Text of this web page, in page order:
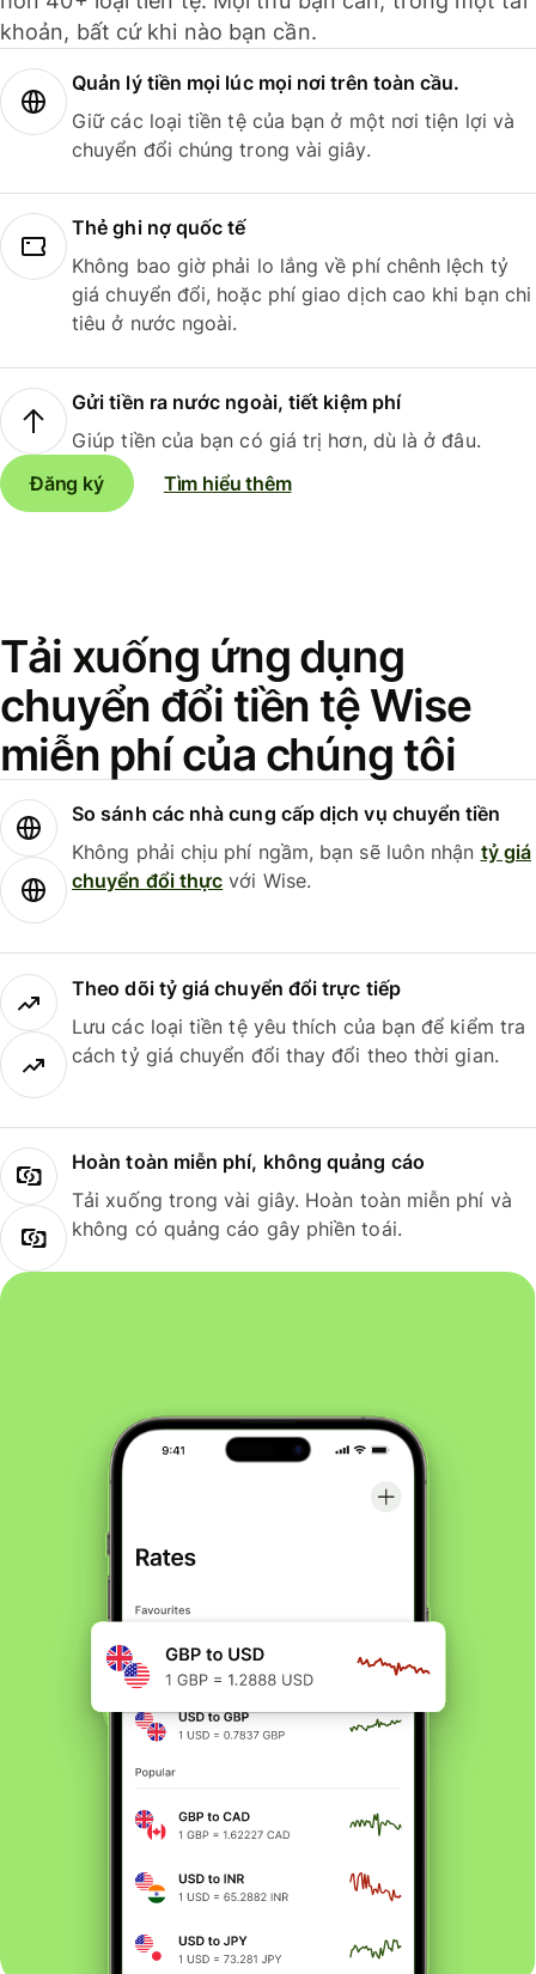
khoản, bất cứ khi nào bạn cần.
Quản lý tiền mọi lúc mọi nơi trên toàn cầu.
Giữ các loại tiền tệ của bạn ở một nơi tiện lợi và
chuyển đổi chúng trong vài giây.
Thẻ ghi nợ quốc tế
Không bao giờ phải lo lắng về phí chênh lệch tỷ
giá chuyển đổi, hoặc phí giao dịch cao khi bạn chi
tiêu ở nước ngoài.
Gửi tiền ra nước ngoài, tiết kiệm phí
Giúp tiền của bạn có giá trị hơn, dù là ở đâu.
Đăng ký
Tìm hiểu thêm
Tải xuống ứng dụng
chuyển đổi tiền tệ Wise
miễn phí của chúng tôi
So sánh các nhà cung cấp dịch vụ chuyển tiền
Không phải chịu phí ngầm, bạn sẽ luôn nhận tỷ giá
chuyển đổi thực với Wise.
Theo dõi tỷ giá chuyển đổi trực tiếp
Lưu các loại tiền tệ yêu thích của bạn để kiểm tra
cách tỷ giá chuyển đổi thay đổi theo thời gian.
Hoàn toàn miễn phí, không quảng cáo
Tải xuống trong vài giây. Hoàn toàn miễn phí và
không có quảng cáo gây phiền toái.